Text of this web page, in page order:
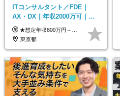
ITコンサルタント／FDE｜
AX・DX｜年収2000万可｜取
引先の9割が大手企業｜残業月
10h｜リモート案件有
★想定年収800万円～最大2000万円可 ★前職給与を考慮 ★ストックオプション付与あり（IPO間近） ★昇給制度あり ┗入社6カ月後に3％以上の昇給があります。その後、業績に合わせて適宜、昇給します。 月給66万円～166.6万円 ※経験、スキルにあわせて相談のうえ決定します。 ※残業手当は残業時間に応じて別途全額支給 ※試用期間6ヶ月（期間中、給与・待遇に差異はありません）
東京都